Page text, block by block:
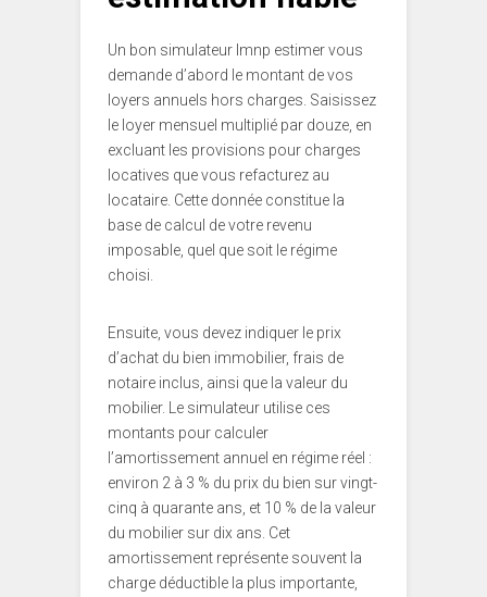
Un bon simulateur lmnp estimer vous
demande d’abord le montant de vos
loyers annuels hors charges. Saisissez
le loyer mensuel multiplié par douze, en
excluant les provisions pour charges
locatives que vous refacturez au
locataire. Cette donnée constitue la
base de calcul de votre revenu
imposable, quel que soit le régime
choisi.
Ensuite, vous devez indiquer le prix
d’achat du bien immobilier, frais de
notaire inclus, ainsi que la valeur du
mobilier. Le simulateur utilise ces
montants pour calculer
l’amortissement annuel en régime réel :
environ 2 à 3 % du prix du bien sur vingt-
cinq à quarante ans, et 10 % de la valeur
du mobilier sur dix ans. Cet
amortissement représente souvent la
charge déductible la plus importante,